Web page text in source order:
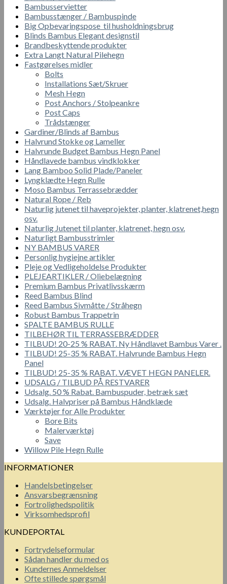
Bambusservietter
Bambusstænger / Bambuspinde
Big Opbevaringspose til husholdningsbrug
Blinds Bambus Elegant designstil
Brandbeskyttende produkter
Extra Langt Natural Pilehegn
Fastgørelses midler
Bolts
Installations Sæt/Skruer
Mesh Hegn
Post Anchors / Stolpeankre
Post Caps
Trådstænger
Gardiner/Blinds af Bambus
Halvrund Stokke og Lameller
Halvrunde Budget Bambus Hegn Panel
Håndlavede bambus vindklokker
Lang Bamboo Solid Plade/Paneler
Lyngklædte Hegn Rulle
Moso Bambus Terrassebrædder
Natural Rope / Reb
Naturlig jutenet til haveprojekter, planter, klatrenet,hegn
osv.
Naturlig Jutenet til planter, klatrenet, hegn osv.
Naturligt Bambusstrimler
NY BAMBUS VARER
Personlig hygiejne artikler
Pleje og Vedligeholdelse Produkter
PLEJEARTIKLER / Oliebelægning
Premium Bambus Privatlivsskærm
Reed Bambus Blind
Reed Bambus Sivmåtte / Stråhegn
Robust Bambus Trappetrin
SPALTE BAMBUS RULLE
TILBEHØR TIL TERRASSEBRÆDDER
TILBUD! 20-25 % RABAT. Ny Håndlavet Bambus Varer .
TILBUD! 25-35 % RABAT. Halvrunde Bambus Hegn
Panel
TILBUD! 25-35 % RABAT. VÆVET HEGN PANELER.
UDSALG / TILBUD PÅ RESTVARER
Udsalg. 50 % Rabat. Bambuspuder, betræk sæt
Udsalg. Halvpriser på Bambus Håndklæde
Værktøjer for Alle Produkter
Bore Bits
Malerværktøj
Save
Willow Pile Hegn Rulle
INFORMATIONER
Handelsbetingelser
Ansvarsbegrænsning
Fortrolighedspolitik
Virksomhedsprofil
KUNDEPORTAL
Fortrydelseformular
Sådan handler du med os
Kundernes Anmeldelser
Ofte stillede spørgsmål